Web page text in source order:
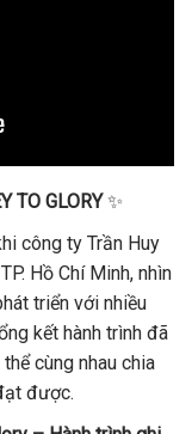
TO GLORY✨
công ty Trần Huy
Hồ Chí Minh, nhìn
triển với nhiều
kết hành trình đã
cùng nhau chia
được.